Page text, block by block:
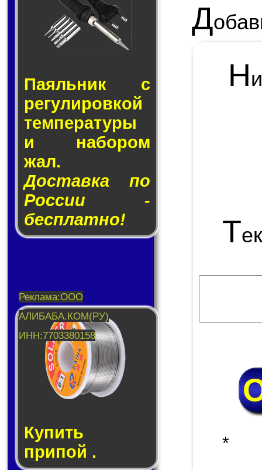
Паяльник с
ре­гу­ли­ров­кой
тем­пе­ра­ту­ры
и на­бо­ром
жал.
Доставка по
России -
бесплатно!
Купить
припой .
Д
Н
Т
*